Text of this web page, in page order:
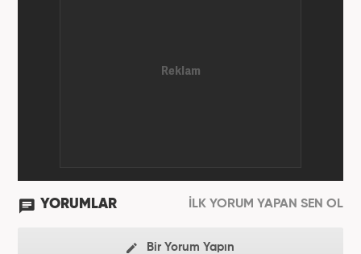
YORUMLAR İLK YORUM YAPAN SEN OL
Bir Yorum Yapın